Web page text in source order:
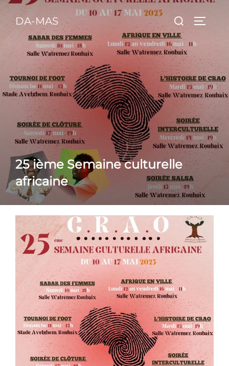
Aller
contenu
DA-MAS Rechercher :
25 ième Semaine culturelle
africaine